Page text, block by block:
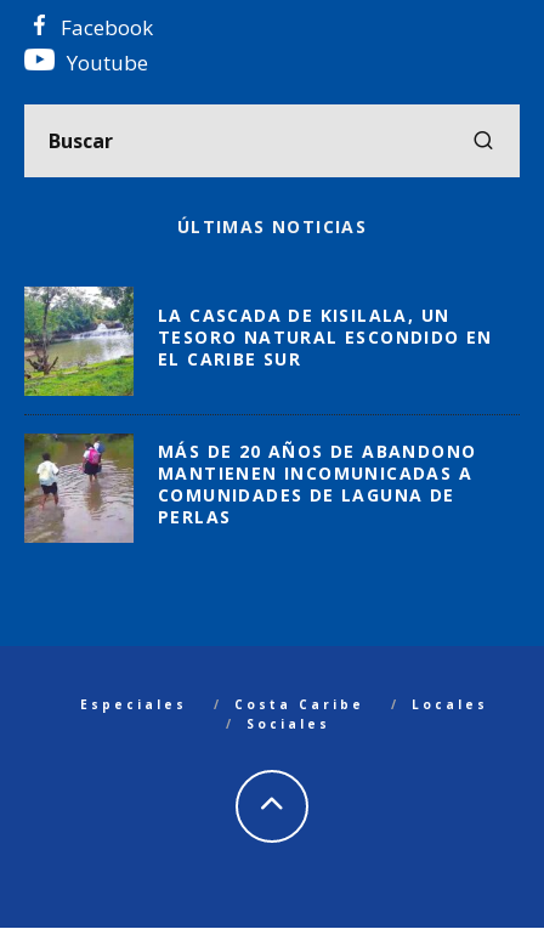
Facebook
Youtube
ÚLTIMAS NOTICIAS
LA CASCADA DE KISILALA, UN
TESORO NATURAL ESCONDIDO EN
EL CARIBE SUR
MÁS DE 20 AÑOS DE ABANDONO
MANTIENEN INCOMUNICADAS A
COMUNIDADES DE LAGUNA DE
PERLAS
Especiales Costa Caribe
Locales
Sociales